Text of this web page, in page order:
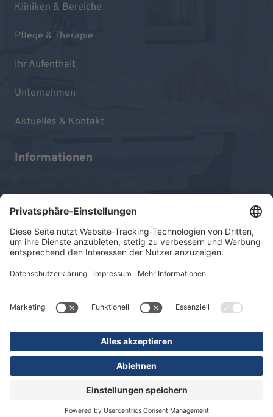
Kliniken & Bereiche
Pflege & Therapie
Ihr Aufenthalt
Unternehmen
Aktuelles & Kontakt
Informationen
Impressum
Datenschutz
Sitemap
© 2026 KLINIKEN DR. ERLER